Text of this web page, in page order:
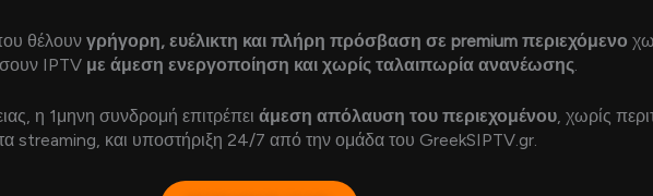
θέλουν γρήγορη, ευέλικτη και πλήρη πρόσβαση σε premium περιεχόμενο
IPTV με άμεση ενεργοποίηση και χωρίς ταλαιπωρία ανανέωσης
η 1μηνη συνδρομή επιτρέπει άμεση απόλαυση του περιεχομένου, χωρίς
streaming, και υποστήριξη 24/7 από την ομάδα του GreekSIPTV.gr.